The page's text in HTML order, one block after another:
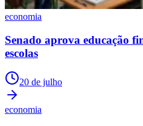
economia
Senado aprova educação
escolas
20 de julho
economia